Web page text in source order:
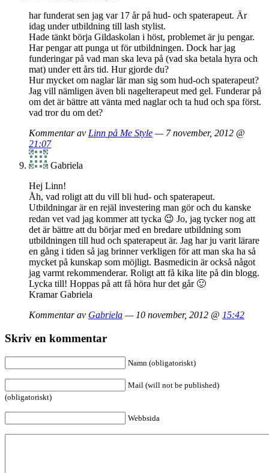
har funderat sen jag var 17 år på hud- och spaterapeut. Är
idag under utbildning till lash stylist.
Hade tänkt börja Gildaskolan i höst, problemet är ju pengar.
Har pengar att punga ut för utbildningen. Dock har jag
funderingar på vad man ska leva på (vad ska betala hyra och
mat) under ett års tid. Hur gjorde du?
Hur mycket om naglar lär man sig som hud-och spaterapeut?
Jag vill nämligen även bli nagelterapeut med gel. Funderar på
om det är bättre att vänta med naglar och ta hud och spa först.
vad tror du om det?
Kommentar av Linn på Me Style — 7 november, 2012 @
21:07
Gabriela
Hej Linn!
Åh, vad roligt att du vill bli hud- och spaterapeut.
Utbildningar är en rejäl investering man gör och du kanske
redan vet vad jag kommer att tycka 😉 Jo, jag tycker nog att
det är bättre att du börjar med en bredare utbildning som
utbildningen till hud och spaterapeut är. Jag har ju varit lärare
en gång i tiden så jag brinner verkligen för att man ska ha så
mycket på kunskap som möjligt. Basmedicin är också något
jag varmt rekommenderar. Roligt att få kika lite på din blogg.
Lycka till! Hoppas på att få höra hur det går 🙂
Kramar Gabriela
Kommentar av Gabriela — 10 november, 2012 @ 15:42
Skriv en kommentar
Namn (obligatoriskt)
Mail (will not be published)
(obligatoriskt)
Webbsida